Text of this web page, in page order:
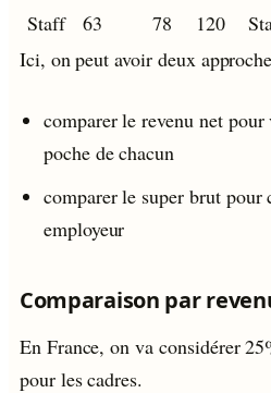
Staff
63 78 120
Ici, on peut avoir deux
comparer le revenu net
poche de chacun
comparer le super brut
employeur
Comparaison par
En France, on va considérer
pour les cadres.